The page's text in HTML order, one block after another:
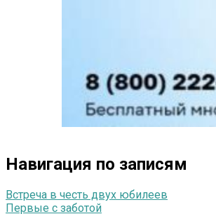
Навигация по записям
Встреча в честь двух юбилеев
Первые с заботой